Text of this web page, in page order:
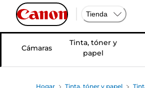
Tienda
Cámaras
Tinta, tóner y
papel
Hogar Tinta, tóner y papel